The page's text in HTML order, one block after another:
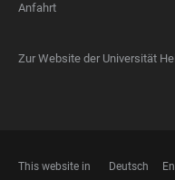
Anfahrt
Zur Website der Universität
This website in Deutsch